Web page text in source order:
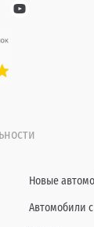
Новые
Автомобили